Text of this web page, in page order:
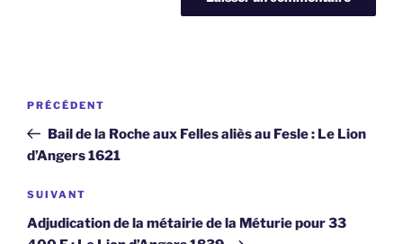
Navigation
l’article
Article
précédent
PRÉCÉDENT
Bail de la Roche aux Felles aliès au Fesle : Le Lion
d’Angers 1621
Article
suivant
SUIVANT
Adjudication de la métairie de la Méturie pour 33